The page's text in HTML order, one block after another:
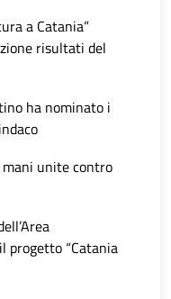
a Catania”
risultati del
ha nominato i
mani unite contro
progetto “Catania